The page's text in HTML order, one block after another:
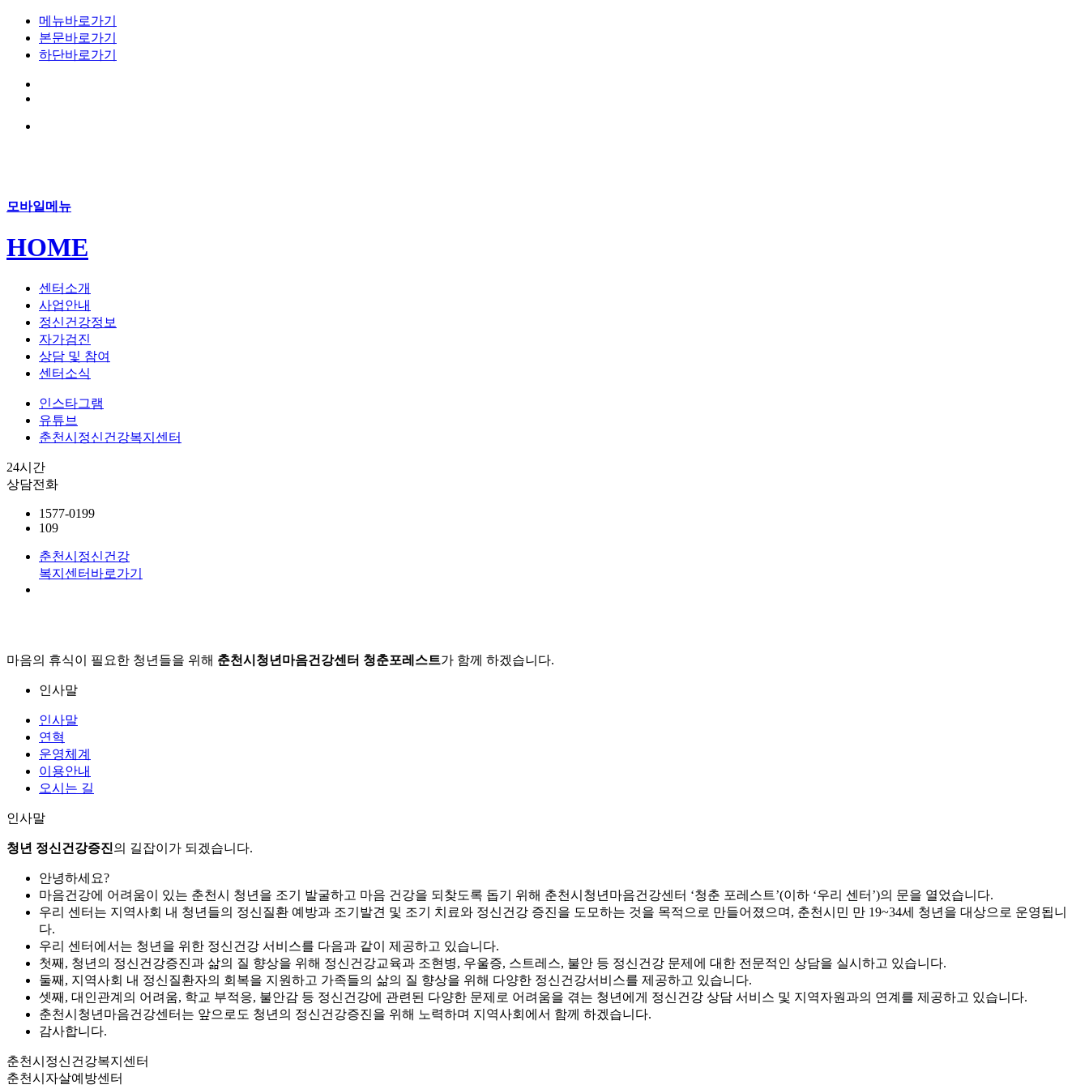
메뉴바로가기
본문바로가기
하단바로가기
모바일메뉴
HOME
센터소개
사업안내
정신건강정보
자가검진
상담 및 참여
센터소식
인스타그램
유튜브
춘천시정신건강복지센터
24시간
상담전화
1577-0199
109
춘천시정신건강
복지센터 바로가기
마음의 휴식이 필요한 청년들을 위해 춘천시청년마음건강센터 청춘포레스트가 함께 하겠습니다.
인사말
인사말
연혁
운영체계
이용안내
오시는 길
인사말
청년 정신건강증진의 길잡이가 되겠습니다.
안녕하세요?
마음건강에 어려움이 있는 춘천시 청년을 조기 발굴하고 마음 건강을 되찾도록 돕기 위해 춘천시청년마음건강센터 ‘청춘 포레스트’(이하 ‘우리 센터’)의 문을 열었습니다.
우리 센터는 지역사회 내 청년들의 정신질환 예방과 조기발견 및 조기 치료와 정신건강 증진을 도모하는 것을 목적으로 만들어졌으며, 춘천시민 만 19~34세 청년을 대상으로 운영됩니
다.
우리 센터에서는 청년을 위한 정신건강 서비스를 다음과 같이 제공하고 있습니다.
첫째, 청년의 정신건강증진과 삶의 질 향상을 위해 정신건강교육과 조현병, 우울증, 스트레스, 불안 등 정신건강 문제에 대한 전문적인 상담을 실시하고 있습니다.
둘째, 지역사회 내 정신질환자의 회복을 지원하고 가족들의 삶의 질 향상을 위해 다양한 정신건강서비스를 제공하고 있습니다.
셋째, 대인관계의 어려움, 학교 부적응, 불안감 등 정신건강에 관련된 다양한 문제로 어려움을 겪는 청년에게 정신건강 상담 서비스 및 지역자원과의 연계를 제공하고 있습니다.
춘천시청년마음건강센터는 앞으로도 청년의 정신건강증진을 위해 노력하며 지역사회에서 함께 하겠습니다.
감사합니다.
춘천시정신건강복지센터
춘천시자살예방센터